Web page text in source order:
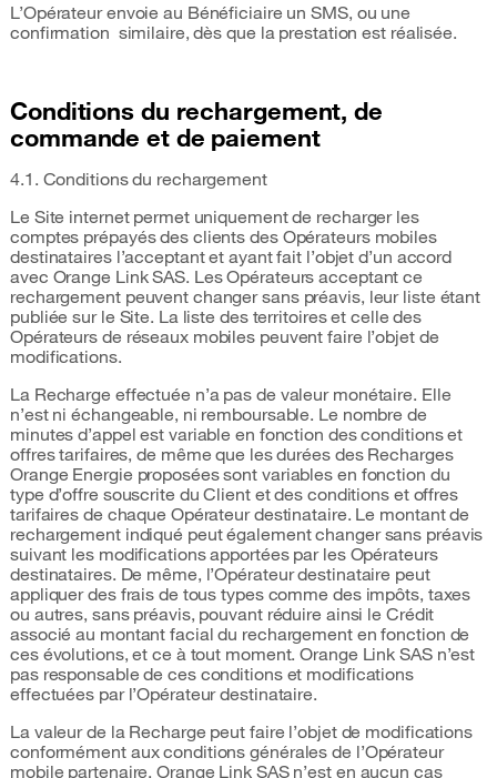
L’Opérateur envoie au Bénéficiaire un SMS, ou une
confirmation similaire, dès que la prestation est réalisée.
Conditions du rechargement, de
commande et de paiement
4.1. Conditions du rechargement
Le Site internet permet uniquement de recharger les
comptes prépayés des clients des Opérateurs mobiles
destinataires l’acceptant et ayant fait l’objet d’un accord
avec Orange Link SAS. Les Opérateurs acceptant ce
rechargement peuvent changer sans préavis, leur liste étant
publiée sur le Site. La liste des territoires et celle des
Opérateurs de réseaux mobiles peuvent faire l’objet de
modifications.
La Recharge effectuée n’a pas de valeur monétaire. Elle
n’est ni échangeable, ni remboursable. Le nombre de
minutes d’appel est variable en fonction des conditions et
offres tarifaires, de même que les durées des Recharges
Orange Energie proposées sont variables en fonction du
type d’offre souscrite du Client et des conditions et offres
tarifaires de chaque Opérateur destinataire. Le montant de
rechargement indiqué peut également changer sans préavis
suivant les modifications apportées par les Opérateurs
destinataires. De même, l’Opérateur destinataire peut
appliquer des frais de tous types comme des impôts, taxes
ou autres, sans préavis, pouvant réduire ainsi le Crédit
associé au montant facial du rechargement en fonction de
ces évolutions, et ce à tout moment. Orange Link SAS n’est
pas responsable de ces conditions et modifications
effectuées par l’Opérateur destinataire.
La valeur de la Recharge peut faire l’objet de modifications
conformément aux conditions générales de l’Opérateur
mobile partenaire. Orange Link SAS n’est en aucun cas